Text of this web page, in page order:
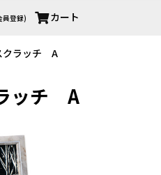
員登録) カート
クラッチ A
ッチ A